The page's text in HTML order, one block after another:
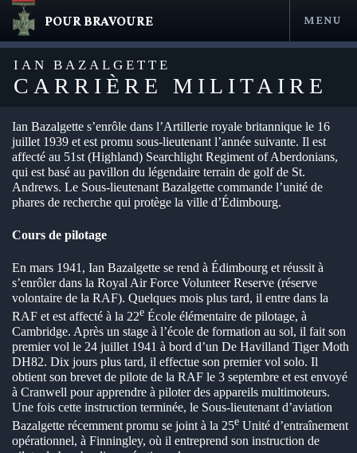
submenu
submenu
submenu
submenu
submenu
submenu
Aller
contenu
POUR BRAVOURE MENU
IAN BAZALGETTE
CARRIÈRE MILITAIRE
Ian Bazalgette s’enrôle dans l’Artillerie royale britannique le 16
juillet 1939 et est promu sous-lieutenant l’année suivante. Il est
affecté au 51st (Highland) Searchlight Regiment of Aberdonians,
qui est basé au pavillon du légendaire terrain de golf de St.
Andrews. Le Sous-lieutenant Bazalgette commande l’unité de
phares de recherche qui protège la ville d’Édimbourg.
Cours de pilotage
En mars 1941, Ian Bazalgette se rend à Édimbourg et réussit à
s’enrôler dans la Royal Air Force Volunteer Reserve (réserve
volontaire de la RAF). Quelques mois plus tard, il entre dans la
RAF et est affecté à la 22e École élémentaire de pilotage, à
Cambridge. Après un stage à l’école de formation au sol, il fait son
premier vol le 24 juillet 1941 à bord d’un De Havilland Tiger Moth
DH82. Dix jours plus tard, il effectue son premier vol solo. Il
obtient son brevet de pilote de la RAF le 3 septembre et est envoyé
à Cranwell pour apprendre à piloter des appareils multimoteurs.
Une fois cette instruction terminée, le Sous-lieutenant d’aviation
Bazalgette récemment promu se joint à la 25e Unité d’entraînement
opérationnel, à Finningley, où il entreprend son instruction de